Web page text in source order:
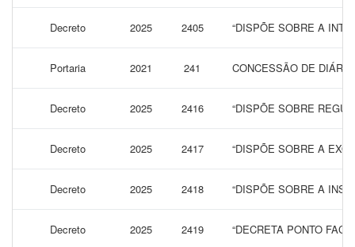
Decreto 2025 2405 “DISPÕE SOBRE A
Portaria 2021 241 CONCESSÃO DE
Decreto 2025 2416 “DISPÕE SOBRE
Decreto 2025 2417 “DISPÕE SOBRE A
Decreto 2025 2418 “DISPÕE SOBRE A
Decreto 2025 2419 “DECRETA PONTO